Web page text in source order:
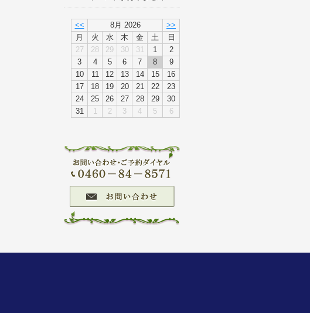
<< 8月 2026
>>
月
火 水 木 金 土
日
27
28 29 30 31 1
2
3
4 5 6 7 8
9
10
11 12 13 14 15
16
17
18 19 20 21 22
23
24
25 26 27 28 29
30
31
1 2 3 4 5 6